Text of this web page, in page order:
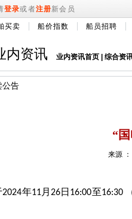
登录或者注册新会员
买卖 船价指数 船员招聘
内资讯 业内资讯首页 综合资
公告
“
来源
2024年11 月 26日 16:00至16:30